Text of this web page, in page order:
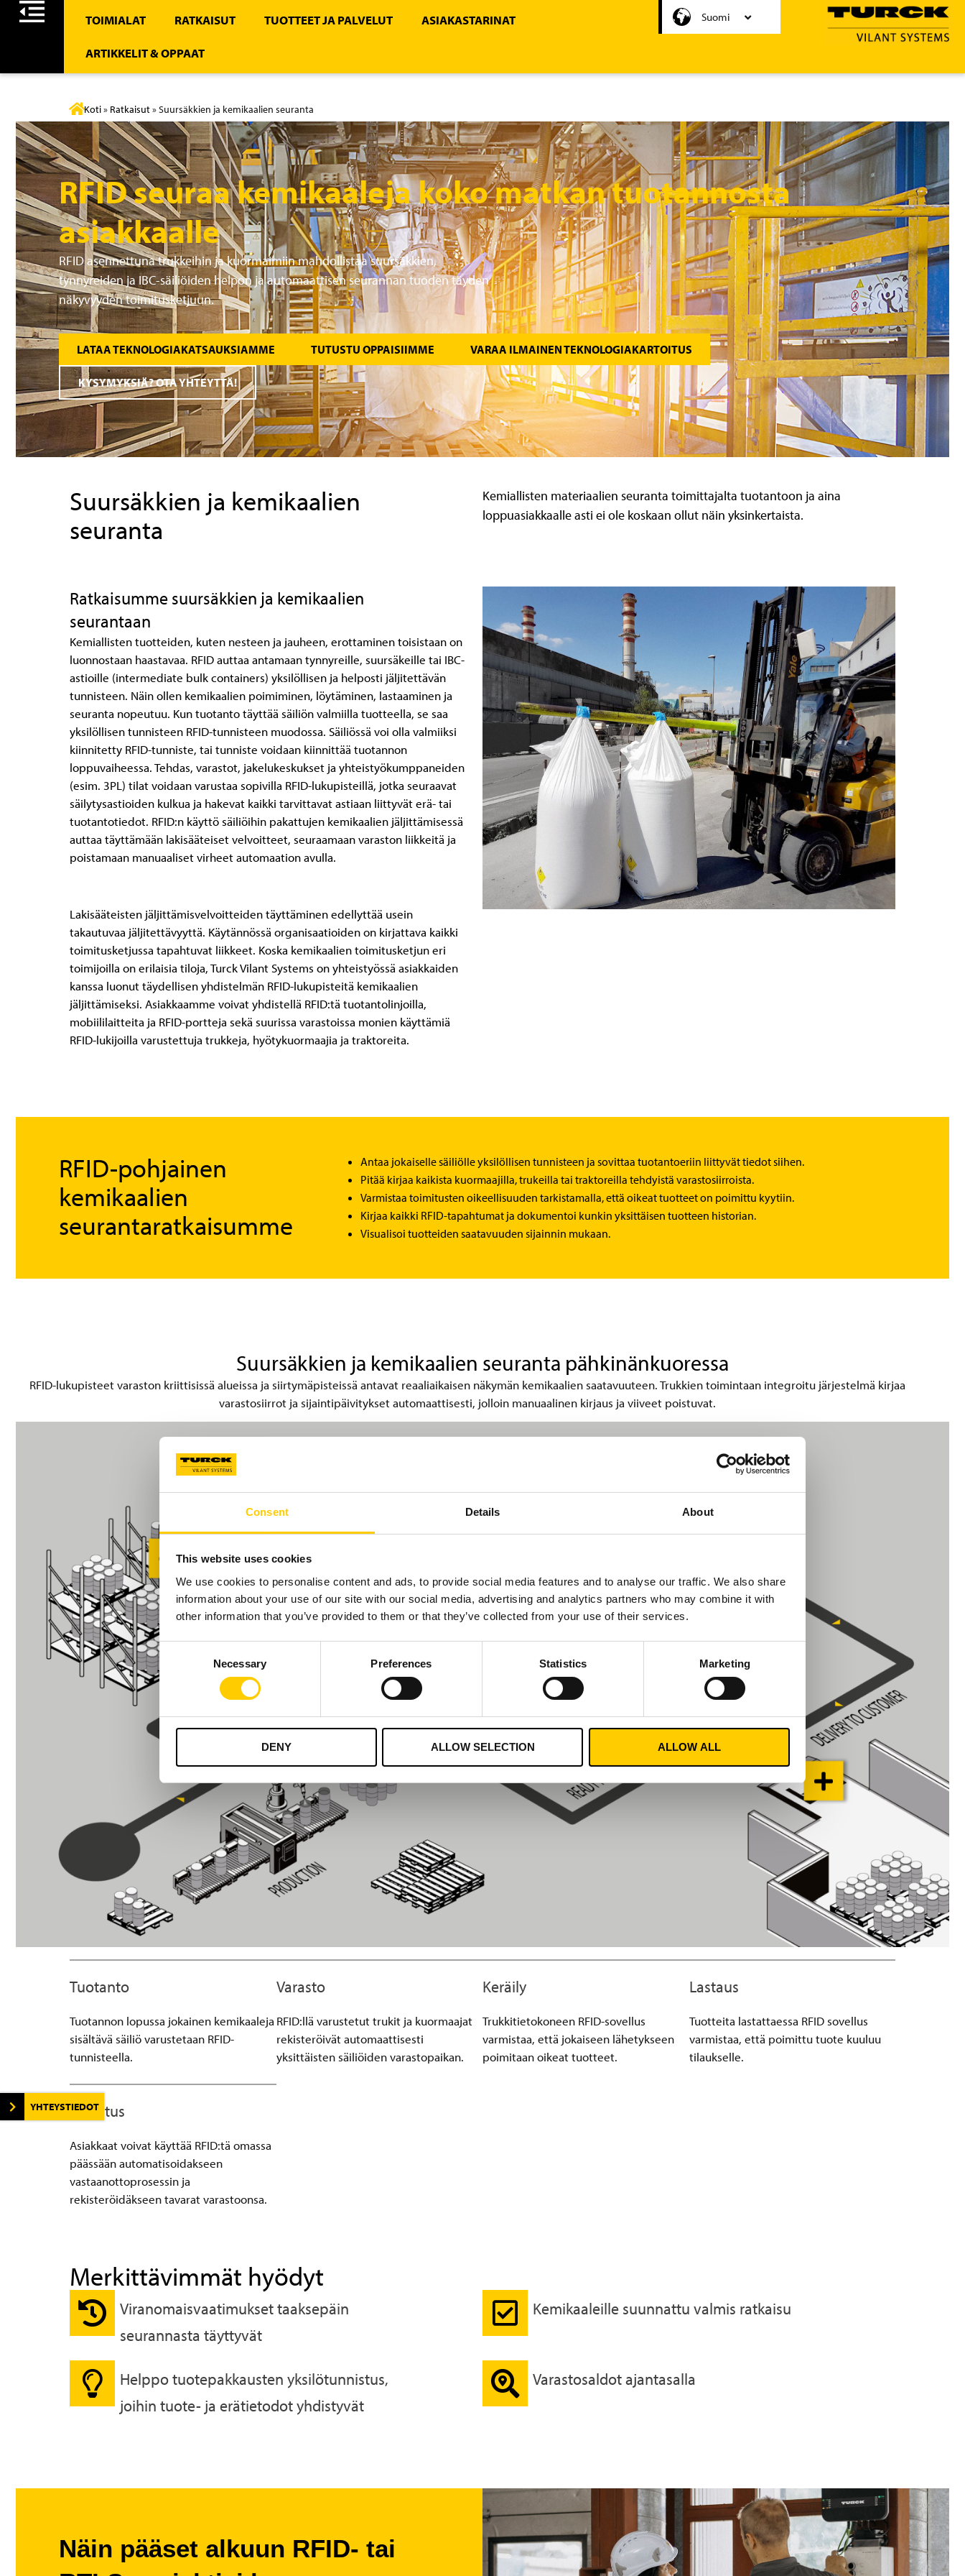
Consent Details About
This website uses cookies
We use cookies to personalise content and ads, to provide social media features and to analyse our traffic. We also share
information about your use of our site with our social media, advertising and analytics partners who may combine it with
other information that you’ve provided to them or that they’ve collected from your use of their services.
Consent
Necessary Preferences Statistics Marketing
DENY ALLOW SELECTION ALLOW ALL
TOIMIALAT RATKAISUT TUOTTEET JA PALVELUT ASIAKASTARINAT
ARTIKKELIT & OPPAAT
Suomi
Čeština
YHTEYSTIEDOT
Koti» Ratkaisut»Suursäkkien ja kemikaalien seuranta
RFID seuraa kemikaaleja koko matkan tuotannosta
asiakkaalle
RFID asennettuna trukkeihin ja kuormaimiin mahdollistaa suursäkkien,
tynnyreiden ja IBC-säiliöiden helpon ja automaattisen seurannan tuoden täyden
näkyvyyden toimitusketjuun.
LATAA TEKNOLOGIAKATSAUKSIAMME TUTUSTU OPPAISIIMME VARAA ILMAINEN TEKNOLOGIAKARTOITUS
KYSYMYKSIÄ? OTA YHTEYTTÄ!
Suursäkkien ja kemikaalien
seuranta
Kemiallisten materiaalien seuranta toimittajalta tuotantoon ja aina
loppuasiakkaalle asti ei ole koskaan ollut näin yksinkertaista.
Ratkaisumme suursäkkien ja kemikaalien
seurantaan
Kemiallisten tuotteiden, kuten nesteen ja jauheen, erottaminen toisistaan on
luonnostaan haastavaa. RFID auttaa antamaan tynnyreille, suursäkeille tai IBC-
astioille (intermediate bulk containers) yksilöllisen ja helposti jäljitettävän
tunnisteen. Näin ollen kemikaalien poimiminen, löytäminen, lastaaminen ja
seuranta nopeutuu. Kun tuotanto täyttää säiliön valmiilla tuotteella, se saa
yksilöllisen tunnisteen RFID-tunnisteen muodossa. Säiliössä voi olla valmiiksi
kiinnitetty RFID-tunniste, tai tunniste voidaan kiinnittää tuotannon
loppuvaiheessa. Tehdas, varastot, jakelukeskukset ja yhteistyökumppaneiden
(esim. 3PL) tilat voidaan varustaa sopivilla RFID-lukupisteillä, jotka seuraavat
säilytysastioiden kulkua ja hakevat kaikki tarvittavat astiaan liittyvät erä- tai
tuotantotiedot. RFID:n käyttö säiliöihin pakattujen kemikaalien jäljittämisessä
auttaa täyttämään lakisääteiset velvoitteet, seuraamaan varaston liikkeitä ja
poistamaan manuaaliset virheet automaation avulla.
Lakisääteisten jäljittämisvelvoitteiden täyttäminen edellyttää usein
takautuvaa jäljitettävyyttä. Käytännössä organisaatioiden on kirjattava kaikki
toimitusketjussa tapahtuvat liikkeet. Koska kemikaalien toimitusketjun eri
toimijoilla on erilaisia tiloja, Turck Vilant Systems on yhteistyössä asiakkaiden
kanssa luonut täydellisen yhdistelmän RFID-lukupisteitä kemikaalien
jäljittämiseksi. Asiakkaamme voivat yhdistellä RFID:tä tuotantolinjoilla,
mobiililaitteita ja RFID-portteja sekä suurissa varastoissa monien käyttämiä
RFID-lukijoilla varustettuja trukkeja, hyötykuormaajia ja traktoreita.
RFID-pohjainen
kemikaalien
seurantaratkaisumme
Antaa jokaiselle säiliölle yksilöllisen tunnisteen ja sovittaa tuotantoeriin liittyvät tiedot siihen.
Pitää kirjaa kaikista kuormaajilla, trukeilla tai traktoreilla tehdyistä varastosiirroista.
Varmistaa toimitusten oikeellisuuden tarkistamalla, että oikeat tuotteet on poimittu kyytiin.
Kirjaa kaikki RFID-tapahtumat ja dokumentoi kunkin yksittäisen tuotteen historian.
Visualisoi tuotteiden saatavuuden sijainnin mukaan.
Suursäkkien ja kemikaalien seuranta pähkinänkuoressa
RFID-lukupisteet varaston kriittisissä alueissa ja siirtymäpisteissä antavat reaaliaikaisen näkymän kemikaalien saatavuuteen. Trukkien toimintaan integroitu järjestelmä kirjaa
varastosiirrot ja sijaintipäivitykset automaattisesti, jolloin manuaalinen kirjaus ja viiveet poistuvat.
Tuotanto
Tuotannon lopussa jokainen kemikaaleja
sisältävä säiliö varustetaan RFID-
tunnisteella.
Varasto
RFID:llä varustetut trukit ja kuormaajat
rekisteröivät automaattisesti
yksittäisten säiliöiden varastopaikan.
Keräily
Trukkitietokoneen RFID-sovellus
varmistaa, että jokaiseen lähetykseen
poimitaan oikeat tuotteet.
Lastaus
Tuotteita lastattaessa RFID sovellus
varmistaa, että poimittu tuote kuuluu
tilaukselle.
Toimitus
Asiakkaat voivat käyttää RFID:tä omassa
päässään automatisoidakseen
vastaanottoprosessin ja
rekisteröidäkseen tavarat varastoonsa.
Merkittävimmät hyödyt
Viranomaisvaatimukset taaksepäin
seurannasta täyttyvät
Kemikaaleille suunnattu valmis ratkaisu
Helppo tuotepakkausten yksilötunnistus,
joihin tuote- ja erätietodot yhdistyvät
Varastosaldot ajantasalla
Näin pääset alkuun RFID- tai